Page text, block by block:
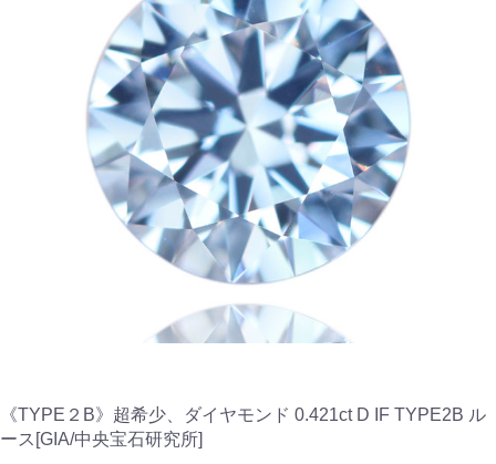
《TYPE２B》超希少、ダイヤモンド 0.421ct D IF TYPE2B ル
ース[GIA/中央宝石研究所]